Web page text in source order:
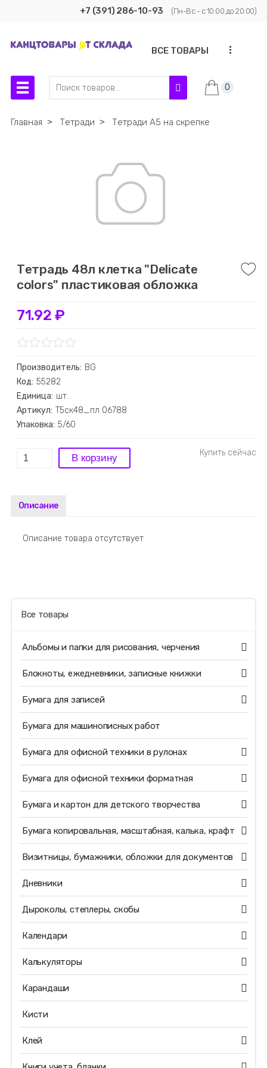
+7 (391) 286-10-93 (Пн-Вс - с 10:00 до 20:00)
ВСЕ ТОВАРЫ ...
0
Главная ˃ Тетради ˃ Тетради А5 на скрепке
Тетрадь 48л клетка "Delicate
colors" пластиковая обложка
71.92 ₽
Производитель: BG
Код: 55282
Единица: шт.
Артикул: Т5ск48_пл 06788
Упаковка: 5/60
Описание
Описание товара отсутствует
Все товары
Альбомы и папки для рисования, черчения
Блокноты, ежедневники, записные книжки
Бумага для записей
Бумага для машинописных работ
Бумага для офисной техники в рулонах
Бумага для офисной техники форматная
Бумага и картон для детского творчества
Бумага копировальная, масштабная, калька, крафт
Визитницы, бумажники, обложки для документов
Дневники
Дыроколы, степлеры, скобы
Календари
Калькуляторы
Карандаши
Кисти
Клей